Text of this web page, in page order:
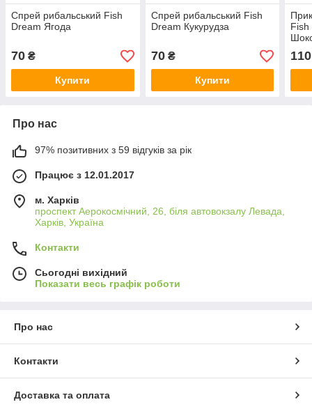
Спрей рибальський Fish
Dream Ягода
70 ₴
Купити
Спрей рибальський Fish
Dream Кукурудза
70₴
Купити
110
Про нас
97% позитивних з 59 відгуків за рік
Працює з 12.01.2017
м. Харків
проспект Аерокосмічний, 26, біля автовокзалу Левада,
Харків, Україна
Контакти
Сьогодні вихідний
Показати весь графік роботи
Про нас
Контакти
Доставка та оплата